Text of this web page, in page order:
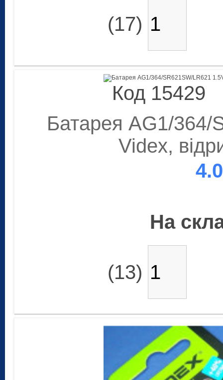
(17)
Код 15429
Батарея AG1/364/
Videx,
На
(13)